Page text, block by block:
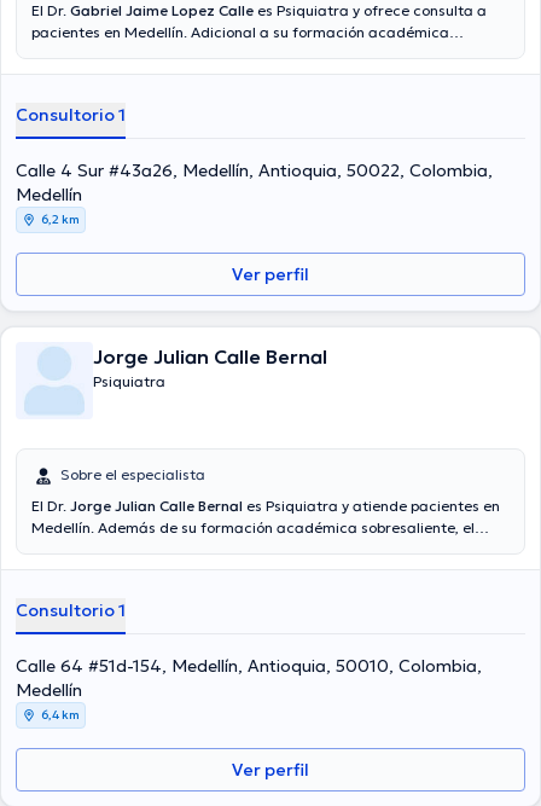
El Dr. Gabriel Jaime Lopez Calle es Psiquiatra y ofrece consulta a
pacientes en Medellín. Adicional a su formación académica
especialidad. El profesional de la salud posee años de experiencia
desempeñado como miembro de diversas asociaciones médicas.
Gabriel Jaime Lopez Calle ha contribuido en cuantiosas
conferencias con la finalidad de tener una formación continua en
su temática de especialización y ha publicado diferentes
comunicados. La consulta se puede hacer en Español.
Consultorio 1
Calle 4 Sur #43a26, Medellín, Antioquia, 50022, Colombia,
Medellín
6,2 km
Ver perfil
Jorge Julian Calle Bernal
Psiquiatra
Sobre el especialista
El Dr. Jorge Julian Calle Bernal es Psiquiatra y atiende pacientes en
Medellín. Además de su formación académica sobresaliente, el
más de años de experiencia laboral en su ámbito de estudio. Al
asociaciones médicas. Jorge Julian Calle Bernal ha formado parte
en innumerables conferencias con la intención de tener una
formación continua en su temática de especialización y ha
anunciado importantes comunicados. Inglés, Español son los
idiomas que maneja el profesional de la salud.
Consultorio 1
Calle 64 #51d-154, Medellín, Antioquia, 50010, Colombia,
Medellín
6,4 km
Ver perfil